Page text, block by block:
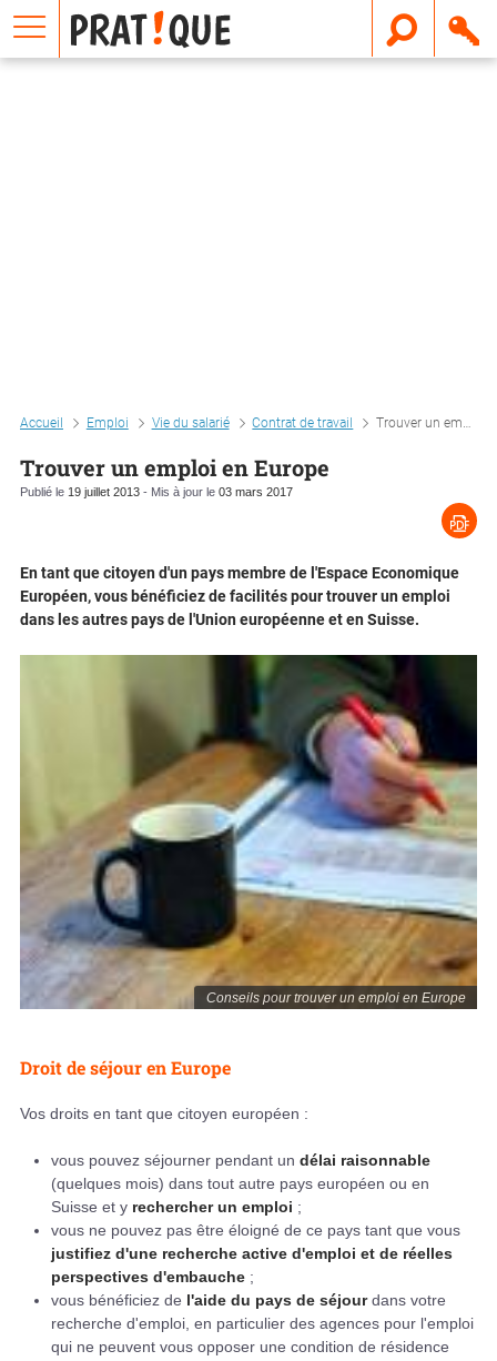
Accueil Emploi Vie du salarié Contrat de travail Trouver un emploi en europe
Trouver un emploi en Europe
Publié le 19 juillet 2013 - Mis à jour le 03 mars 2017
Conseils pour trouver un emploi en Europe
En tant que citoyen d'un pays membre de l'Espace Economique
Européen, vous bénéficiez de facilités pour trouver un emploi
dans les autres pays de l'Union européenne et en Suisse.
Droit de séjour en Europe
Vos droits en tant que citoyen européen :
vous pouvez séjourner pendant un délai raisonnable
(quelques mois) dans tout autre pays européen ou en
Suisse et y rechercher un emploi ;
vous ne pouvez pas être éloigné de ce pays tant que vous
justifiez d'une recherche active d'emploi et de réelles
perspectives d'embauche ;
vous bénéficiez de l'aide du pays de séjourdans votre
recherche d'emploi, en particulier des agences pour l'emploi
qui ne peuvent vous opposer une condition de résidence
E
m
a